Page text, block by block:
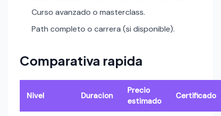
Curso avanzado o masterclass.
Path completo o carrera (si disponible).
Comparativa rapida
Nivel Duracion
Precio
estimado
Certificado